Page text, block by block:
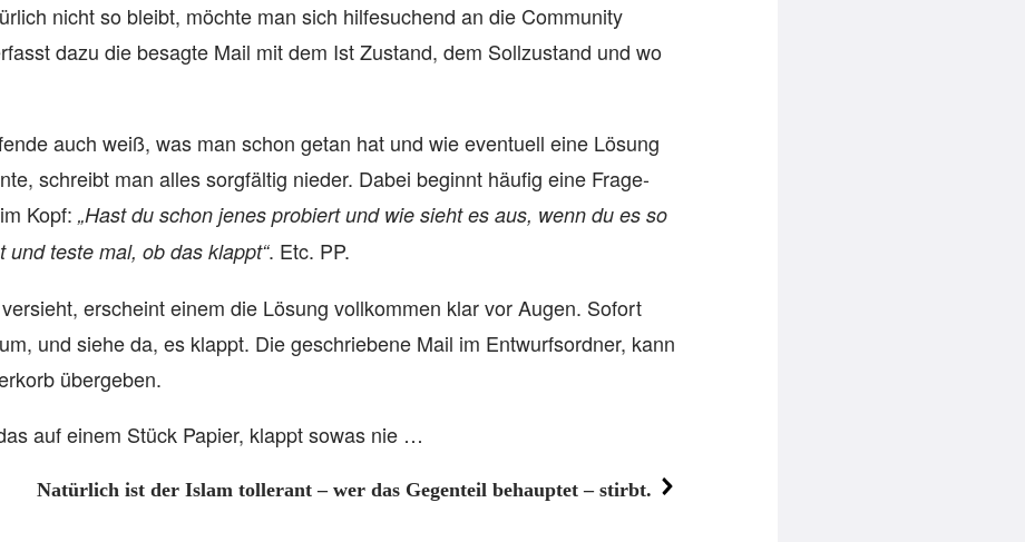
nicht so bleibt, möchte man sich hilfesuchend an die Community
dazu die besagte Mail mit dem Ist Zustand, dem Sollzustand und wo
auch weiß, was man schon getan hat und wie eventuell eine Lösung
schreibt man alles sorgfältig nieder. Dabei beginnt häufig eine Frage-
Kopf: „Hast du schon jenes probiert und wie sieht es aus, wenn du es so
und teste mal, ob das klappt“. Etc. PP.
erscheint einem die Lösung vollkommen klar vor Augen. Sofort
und siehe da, es klappt. Die geschriebene Mail im Entwurfsordner, kann
übergeben.
auf einem Stück Papier, klappt sowas nie …
Natürlich ist der Islam tollerant – wer das Gegenteil behauptet – stirbt.